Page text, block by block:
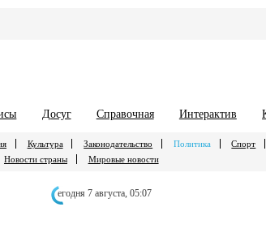
Досуг Справочная Интерактив
Культура Законодательство Политика Спорт
Новости страны Мировые новости
егодня 7 августа, 05:07